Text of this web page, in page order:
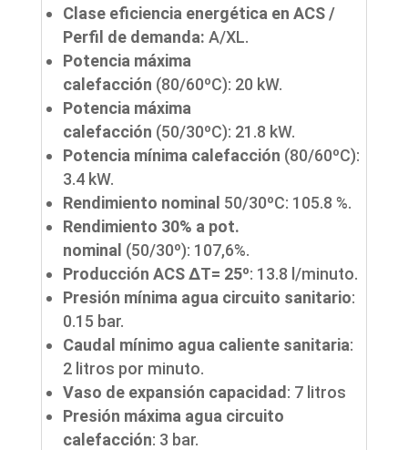
Clase eficiencia energética en ACS /
Perfil de demanda: A/XL.
Potencia máxima
calefacción (80/60ºC): 20 kW.
Potencia máxima
calefacción (50/30ºC): 21.8 kW.
Potencia mínima calefacción (80/60ºC):
3.4 kW.
Rendimiento nominal 50/30ºC: 105.8 %.
Rendimiento 30% a pot.
nominal (50/30º): 107,6%.
Producción ACS ∆Τ= 25º: 13.8 l/minuto.
Presión mínima agua circuito sanitario:
0.15 bar.
Caudal mínimo agua caliente sanitaria:
2 litros por minuto.
Vaso de expansión capacidad: 7 litros
Presión máxima agua circuito
calefacción: 3 bar.